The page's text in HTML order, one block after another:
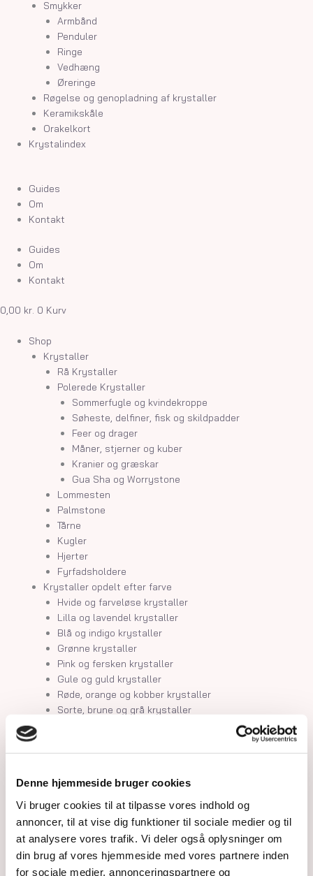
Denne hjemmeside bruger cookies
Vi bruger cookies til at tilpasse vores indhold og
annoncer, til at vise dig funktioner til sociale medier og til
at analysere vores trafik. Vi deler også oplysninger om
din brug af vores hjemmeside med vores partnere inden
for sociale medier, annonceringspartnere og
Smykker
Armbånd
Penduler
Ringe
Vedhæng
Øreringe
Røgelse og genopladning af krystaller
Keramikskåle
Orakelkort
Krystalindex
Guides
Om
Kontakt
Guides
Om
Kontakt
0,00 kr. 0 Kurv
Shop
Krystaller
Rå Krystaller
Polerede Krystaller
Sommerfugle og kvindekroppe
Søheste, delfiner, fisk og skildpadder
Feer og drager
Måner, stjerner og kuber
Kranier og græskar
Gua Sha og Worrystone
Lommesten
Palmstone
Tårne
Kugler
Hjerter
Fyrfadsholdere
Krystaller opdelt efter farve
Hvide og farveløse krystaller
Lilla og lavendel krystaller
Blå og indigo krystaller
Grønne krystaller
Pink og fersken krystaller
Gule og guld krystaller
Røde, orange og kobber krystaller
Sorte, brune og grå krystaller
Penduler
Øreringe
Vedhæng
Røgelse og genopladning af krystaller
Skåle og fade
Orakelkort
Krystalindex